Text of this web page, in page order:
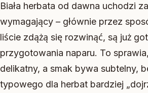
Biała herbata od dawna uchodzi
wymagający – głównie przez
liście zdążą się rozwinąć, są już
przygotowania naparu. To
delikatny, a smak bywa subtelny,
typowego dla herbat bardziej